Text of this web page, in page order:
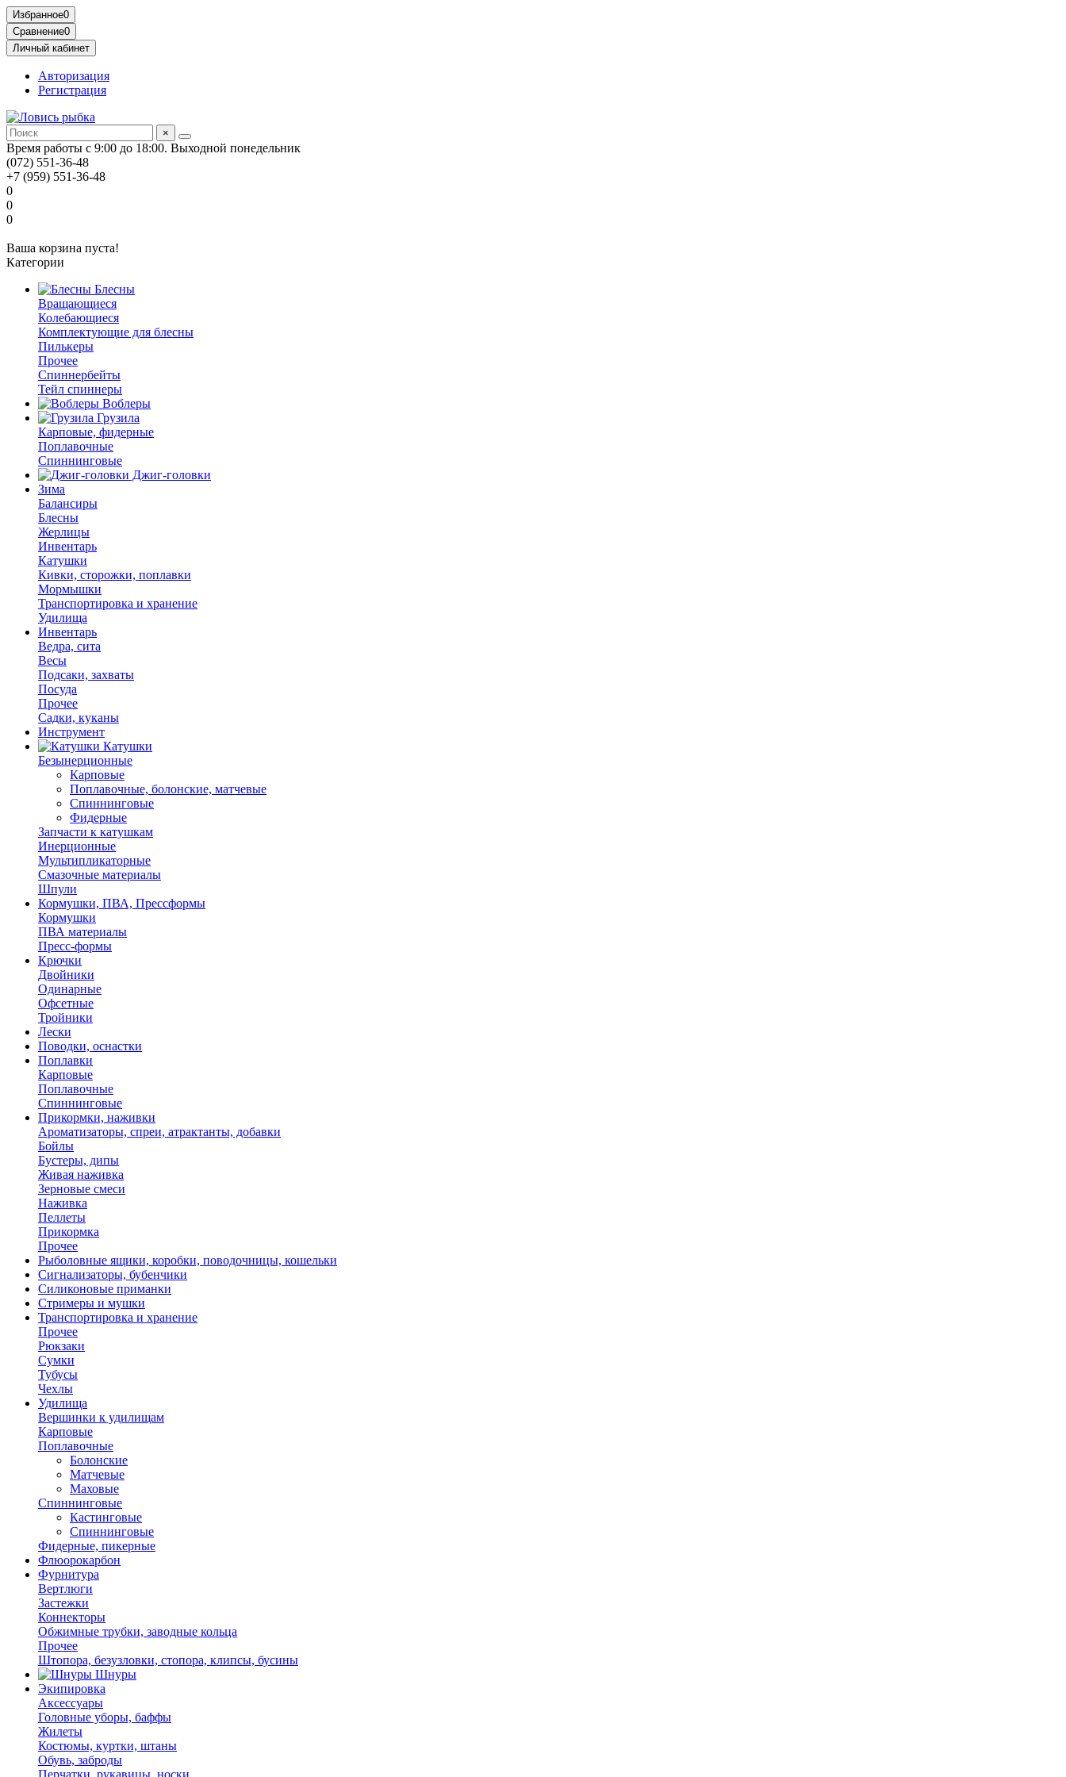
Избранное0
Сравнение0
Личный кабинет
Авторизация
Регистрация
×
Время работы с 9:00 до 18:00. Выходной понедельник
(072) 551-36-48
+7 (959) 551-36-48
0
0
0
Ваша корзина пуста!
Категории
Блесны
Вращающиеся
Колебающиеся
Комплектующие для блесны
Пилькеры
Прочее
Спиннербейты
Тейл спиннеры
Воблеры
Грузила
Карповые, фидерные
Поплавочные
Спиннинговые
Джиг-головки
Зима
Балансиры
Блесны
Жерлицы
Инвентарь
Катушки
Кивки, сторожки, поплавки
Мормышки
Транспортировка и хранение
Удилища
Инвентарь
Ведра, сита
Весы
Подсаки, захваты
Посуда
Прочее
Садки, куканы
Инструмент
Катушки
Безынерционные
Карповые
Поплавочные, болонские, матчевые
Спиннинговые
Фидерные
Запчасти к катушкам
Инерционные
Мультипликаторные
Смазочные материалы
Шпули
Кормушки, ПВА, Прессформы
Кормушки
ПВА материалы
Пресс-формы
Крючки
Двойники
Одинарные
Офсетные
Тройники
Лески
Поводки, оснастки
Поплавки
Карповые
Поплавочные
Спиннинговые
Прикормки, наживки
Ароматизаторы, спреи, атрактанты, добавки
Бойлы
Бустеры, дипы
Живая наживка
Зерновые смеси
Наживка
Пеллеты
Прикормка
Прочее
Рыболовные ящики, коробки, поводочницы, кошельки
Сигнализаторы, бубенчики
Силиконовые приманки
Стримеры и мушки
Транспортировка и хранение
Прочее
Рюкзаки
Сумки
Тубусы
Чехлы
Удилища
Вершинки к удилищам
Карповые
Поплавочные
Болонские
Матчевые
Маховые
Спиннинговые
Кастинговые
Спиннинговые
Фидерные, пикерные
Флюорокарбон
Фурнитура
Вертлюги
Застежки
Коннекторы
Обжимные трубки, заводные кольца
Прочее
Штопора, безузловки, стопора, клипсы, бусины
Шнуры
Экипировка
Аксессуары
Головные уборы, баффы
Жилеты
Костюмы, куртки, штаны
Обувь, заброды
Перчатки, рукавицы, носки